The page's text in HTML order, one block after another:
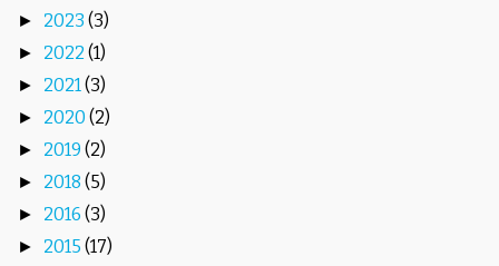
► 2023 (3)
► 2022 (1)
► 2021(3)
► 2020 (2)
► 2019 (2)
► 2018 (5)
► 2016 (3)
► 2015 (17)